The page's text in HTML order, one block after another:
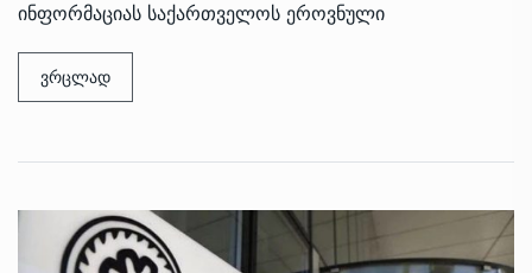
ინფორმაციას საქართველოს ეროვნული
ვრცლად